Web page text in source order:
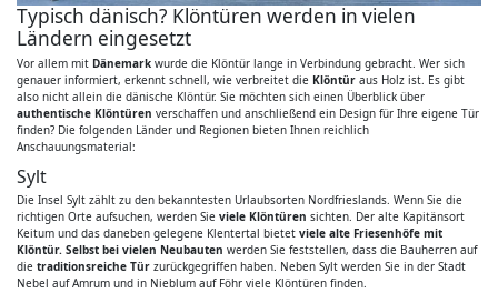
Typisch dänisch? Klöntüren werden in vielen
Ländern eingesetzt
Vor allem mit Dänemark wurde die Klöntür lange in Verbindung gebracht. Wer sich
genauer informiert, erkennt schnell, wie verbreitet die Klöntür aus Holz ist. Es gibt
also nicht allein die dänische Klöntür. Sie möchten sich einen Überblick über
authentische Klöntüren verschaffen und anschließend ein Design für Ihre eigene Tür
finden? Die folgenden Länder und Regionen bieten Ihnen reichlich
Anschauungsmaterial:
Sylt
Die Insel Sylt zählt zu den bekanntesten Urlaubsorten Nordfrieslands. Wenn Sie die
richtigen Orte aufsuchen, werden Sie viele Klöntüren sichten. Der alte Kapitänsort
Keitum und das daneben gelegene Klentertal bietet viele alte Friesenhöfe mit
Klöntür. Selbst bei vielen Neubauten werden Sie feststellen, dass die Bauherren auf
die traditionsreiche Tür zurückgegriffen haben. Neben Sylt werden Sie in der Stadt
Nebel auf Amrum und in Nieblum auf Föhr viele Klöntüren finden.